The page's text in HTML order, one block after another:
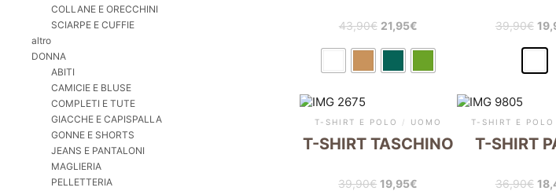
43,90€ 21,95€ 39,90€
T-SHIRT E POLO / UOMO
T-SHIRT TASCHINO
39,90€ 19,95€
T-SHIRT E POLO
T-SHIRT
36,90€
COLLANE E ORECCHINI
SCIARPE E CUFFIE
altro
DONNA
ABITI
CAMICIE E BLUSE
COMPLETI E TUTE
GIACCHE E CAPISPALLA
GONNE E SHORTS
JEANS E PANTALONI
MAGLIERIA
PELLETTERIA